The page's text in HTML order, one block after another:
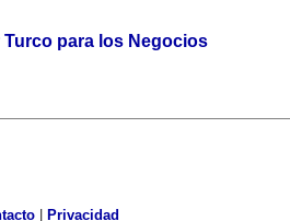
para los Negocios
Privacidad